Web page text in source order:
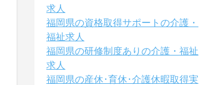
求人
福岡県の資格取得サポートの介護・
福祉求人
福岡県の研修制度ありの介護・福祉
求人
福岡県の産休･育休･介護休暇取得実